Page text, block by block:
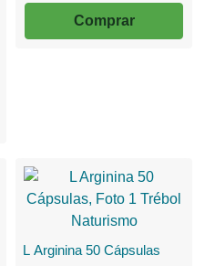
Comprar
L Arginina 50 Cápsulas